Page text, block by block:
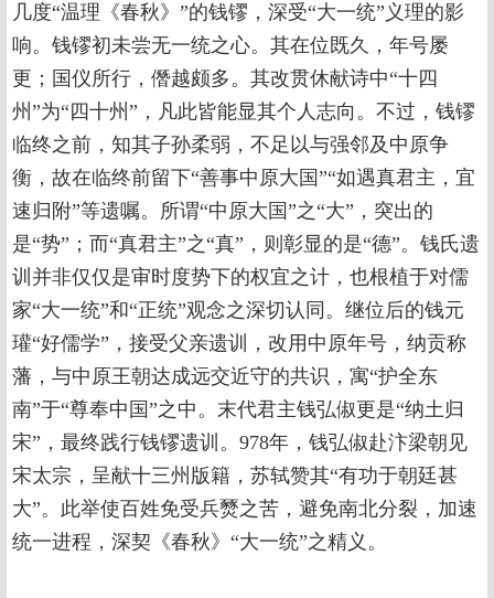
几度“温理《春秋》”的钱镠，深受“大一统”义理的影
响。钱镠初未尝无一统之心。其在位既久，年号屡
更；国仪所行，僭越颇多。其改贯休献诗中“十四
州”为“四十州”，凡此皆能显其个人志向。不过，钱镠
临终之前，知其子孙柔弱，不足以与强邻及中原争
衡，故在临终前留下“善事中原大国”“如遇真君主，宜
速归附”等遗嘱。所谓“中原大国”之“大”，突出的
是“势”；而“真君主”之“真”，则彰显的是“德”。钱氏遗
训并非仅仅是审时度势下的权宜之计，也根植于对儒
家“大一统”和“正统”观念之深切认同。继位后的钱元
瓘“好儒学”，接受父亲遗训，改用中原年号，纳贡称
藩，与中原王朝达成远交近守的共识，寓“护全东
南”于“尊奉中国”之中。末代君主钱弘俶更是“纳土归
宋”，最终践行钱镠遗训。978年，钱弘俶赴汴梁朝见
宋太宗，呈献十三州版籍，苏轼赞其“有功于朝廷甚
大”。此举使百姓免受兵燹之苦，避免南北分裂，加速
统一进程，深契《春秋》“大一统”之精义。